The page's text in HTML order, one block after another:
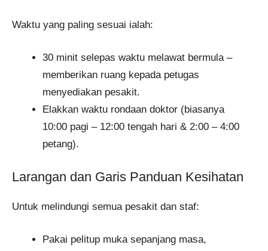
Waktu yang paling sesuai ialah:
30 minit selepas waktu melawat bermula –
memberikan ruang kepada petugas
menyediakan pesakit.
Elakkan waktu rondaan doktor (biasanya
10:00 pagi – 12:00 tengah hari & 2:00 – 4:00
petang).
Larangan dan Garis Panduan Kesihatan
Untuk melindungi semua pesakit dan staf:
Pakai pelitup muka sepanjang masa,